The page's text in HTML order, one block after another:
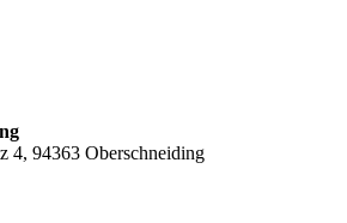
4, 94363 Oberschneiding